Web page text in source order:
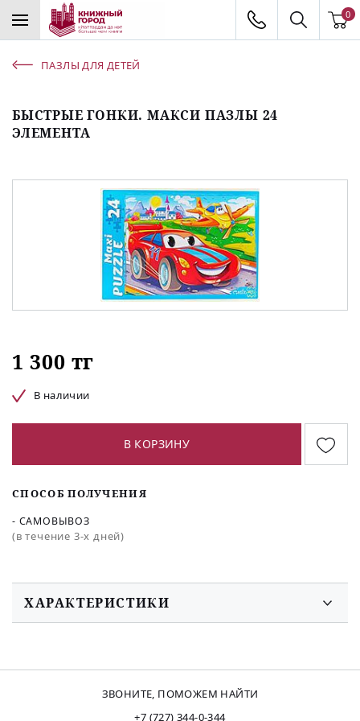
0
ПАЗЛЫ ДЛЯ ДЕТЕЙ
БЫСТРЫЕ ГОНКИ. МАКСИ ПАЗЛЫ 24
ЭЛЕМЕНТА
1 300 тг
В наличии
В КОРЗИНУ
СПОСОБ ПОЛУЧЕНИЯ
- САМОВЫВОЗ
(в течение 3-х дней)
ХАРАКТЕРИСТИКИ
ЗВОНИТЕ, ПОМОЖЕМ НАЙТИ
+7 (727) 344-0-344